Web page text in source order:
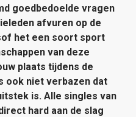
goedbedoelde vragen
afvuren op de
het een soort sport
van deze
plaats tijdens de
ook niet verbazen dat
is. Alle singles van
hard aan de slag